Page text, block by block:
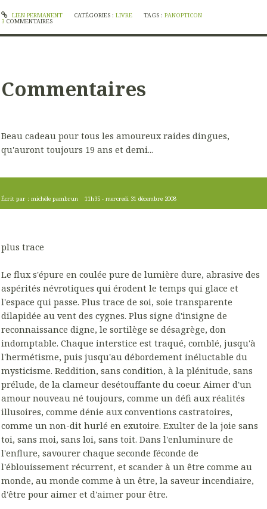
LIEN PERMANENT CATÉGORIES : LIVRE TAGS :PANOPTICON
3 COMMENTAIRES
Commentaires
Beau cadeau pour tous les amoureux raides dingues,
qu'auront toujours 19 ans et demi...
Écrit par : michèle pambrun 11h35 -mercredi 31 décembre 2008
plus trace
Le flux s'épure en coulée pure de lumière dure, abrasive des
aspérités névrotiques qui érodent le temps qui glace et
l'espace qui passe. Plus trace de soi, soie transparente
dilapidée au vent des cygnes. Plus signe d'insigne de
reconnaissance digne, le sortilège se désagrège, don
indomptable. Chaque interstice est traqué, comblé, jusqu'à
l'hermétisme, puis jusqu'au débordement inéluctable du
mysticisme. Reddition, sans condition, à la plénitude, sans
prélude, de la clameur desétouffante du coeur. Aimer d'un
amour nouveau né toujours, comme un défi aux réalités
illusoires, comme dénie aux conventions castratoires,
comme un non-dit hurlé en exutoire. Exulter de la joie sans
toi, sans moi, sans loi, sans toit. Dans l'enluminure de
l'enflure, savourer chaque seconde féconde de
l'éblouissement récurrent, et scander à un être comme au
monde, au monde comme à un être, la saveur incendiaire,
d'être pour aimer et d'aimer pour être.